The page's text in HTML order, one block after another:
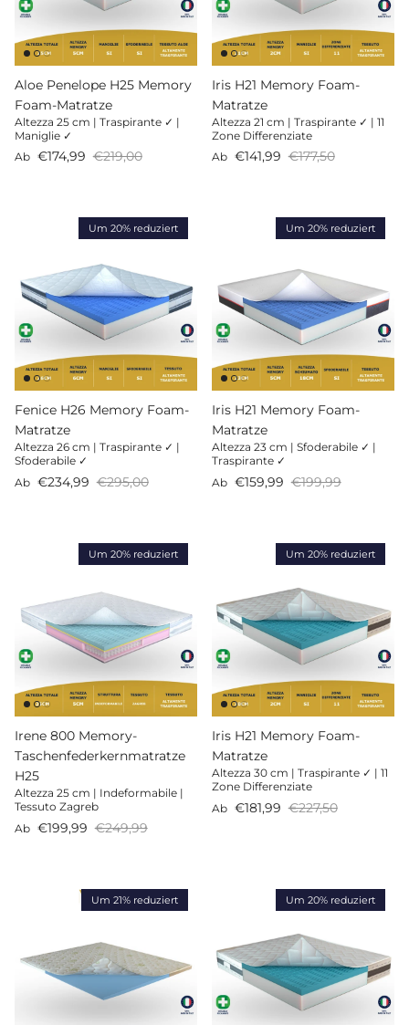
Aloe Penelope H25 Memory
Foam-Matratze
Altezza 25 cm | Traspirante ✓ |
Maniglie ✓
Verkaufspreis
Ab €174,99 Normaler Preis
€219,00
Iris H21 Memory Foam-
Matratze
Altezza 21 cm | Traspirante ✓ | 11
Zone Differenziate
Verkaufspreis
Ab €141,99 Normaler Preis
€177,50
Um 20% reduziert
Fenice H26 Memory Foam-
Matratze
Altezza 26 cm | Traspirante ✓ |
Sfoderabile ✓
Verkaufspreis
Ab €234,99 Normaler Preis
€295,00
Um 20% reduziert
Iris H21 Memory Foam-
Matratze
Altezza 23 cm | Sfoderabile ✓ |
Traspirante ✓
Verkaufspreis
Ab €159,99 Normaler Preis
€199,99
Um 20% reduziert
Irene 800 Memory-
Taschenfederkernmatratze
H25
Altezza 25 cm | Indeformabile |
Tessuto Zagreb
Verkaufspreis
Ab €199,99 Normaler Preis
€249,99
Um 20% reduziert
Iris H21 Memory Foam-
Matratze
Altezza 30 cm | Traspirante ✓ | 11
Zone Differenziate
Verkaufspreis
Ab €181,99 Normaler Preis
€227,50
Um 21% reduziert Um 20% reduziert